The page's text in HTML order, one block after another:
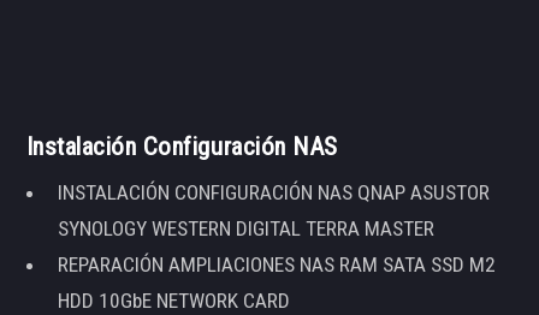
Instalación Configuración NAS
INSTALACIÓN CONFIGURACIÓN NAS QNAP ASUSTOR
SYNOLOGY WESTERN DIGITAL TERRA MASTER
REPARACIÓN AMPLIACIONES NAS RAM SATA SSD M2
HDD 10GbE NETWORK CARD